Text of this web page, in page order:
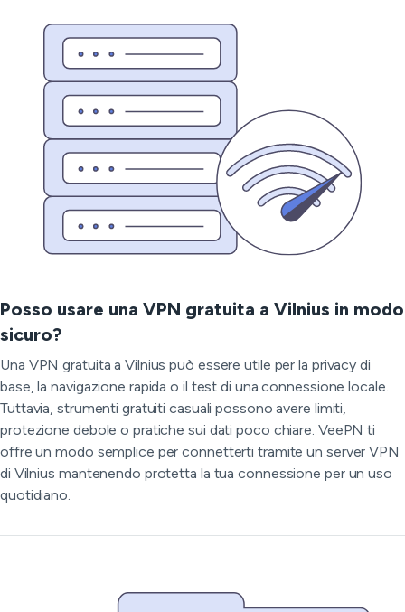
Posso usare una VPN gratuita a Vilnius in modo
sicuro?
Una VPN gratuita a Vilnius può essere utile per la privacy di
base, la navigazione rapida o il test di una connessione locale.
Tuttavia, strumenti gratuiti casuali possono avere limiti,
protezione debole o pratiche sui dati poco chiare. VeePN ti
offre un modo semplice per connetterti tramite un server VPN
di Vilnius mantenendo protetta la tua connessione per un uso
quotidiano.